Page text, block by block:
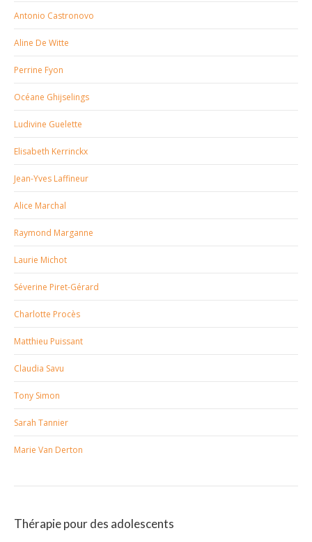
Antonio Castronovo
Aline De Witte
Perrine Fyon
Océane Ghijselings
Ludivine Guelette
Elisabeth Kerrinckx
Jean-Yves Laffineur
Alice Marchal
Raymond Marganne
Laurie Michot
Séverine Piret-Gérard
Charlotte Procès
Matthieu Puissant
Claudia Savu
Tony Simon
Sarah Tannier
Marie Van Derton
Thérapie pour des adolescents